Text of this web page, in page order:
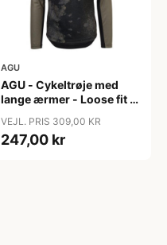
AGU
AGU - Cykeltrøje med
lange ærmer - Loose fit -
VEJL. PRIS 309,00 KR
247,00 kr